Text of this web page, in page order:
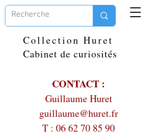
Collection Huret
Cabinet de curiosités
CONTACT :
Guillaume Huret
guillaume@huret.fr
T : 06 62 70 85 90